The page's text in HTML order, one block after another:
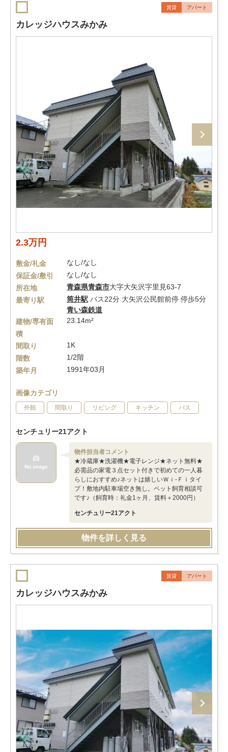
賃貸 アパート
カレッジハウスみかみ
2.3万円
敷金/礼金
なし/なし
保証金/敷引
なし/なし
所在地
青森県青森市大字大矢沢字里見63-7
最寄り駅
筒井駅 バス22分 大矢沢公民館前停 停歩5分
青い森鉄道
建物/専有面
積
23.14m²
間取り
1K
階数
1/2階
築年月
1991年03月
画像カテゴリ
外観 間取り リビング キッチン バス
センチュリー21アクト
物件担当者コメント
★冷蔵庫★洗濯機★電子レンジ★ネット無料★
必需品の家電３点セット付きで初めての一人暮
らしにおすすめ♪ネットは嬉しいＷｉ-Ｆｉタイ
プ！敷地内駐車場空き無し。ペット飼育相談可
です♪（飼育時：礼金1ヶ月、賃料＋2000円）
センチュリー21アクト
物件を詳しく見る
賃貸 アパート
カレッジハウスみかみ